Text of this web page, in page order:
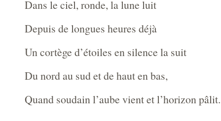
Dans le ciel, ronde, la lune luit
Depuis de longues heures déjà
Un cortège d’étoiles en silence la suit
Du nord au sud et de haut en bas,
Quand soudain l’aube vient et l’horizon pâlit.